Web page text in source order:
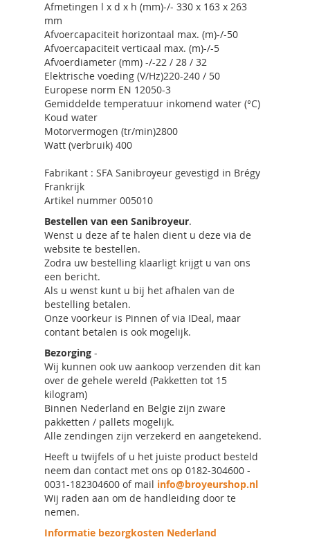
Afmetingen l x d x h (mm)-/- 330 x 163 x 263
mm
Afvoercapaciteit horizontaal max. (m)-/-50
Afvoercapaciteit verticaal max. (m)-/-5
Afvoerdiameter (mm) -/-22 / 28 / 32
Elektrische voeding (V/Hz)220-240 / 50
Europese norm EN 12050-3
Gemiddelde temperatuur inkomend water (°C)
Koud water
Motorvermogen (tr/min)2800
Watt (verbruik) 400
Fabrikant : SFA Sanibroyeur gevestigd in Brégy
Frankrijk
Artikel nummer 005010
Bestellen van een Sanibroyeur.
Wenst u deze af te halen dient u deze via de
website te bestellen.
Zodra uw bestelling klaarligt krijgt u van ons
een bericht.
Als u wenst kunt u bij het afhalen van de
bestelling betalen.
Onze voorkeur is Pinnen of via IDeal, maar
contant betalen is ook mogelijk.
Bezorging -
Wij kunnen ook uw aankoop verzenden dit kan
over de gehele wereld (Pakketten tot 15
kilogram)
Binnen Nederland en Belgie zijn zware
pakketten / pallets mogelijk.
Alle zendingen zijn verzekerd en aangetekend.
Heeft u twijfels of u het juiste product besteld
neem dan contact met ons op 0182-304600 -
0031-182304600 of mail info@broyeurshop.nl
Wij raden aan om de handleiding door te
nemen.
Informatie bezorgkosten Nederland